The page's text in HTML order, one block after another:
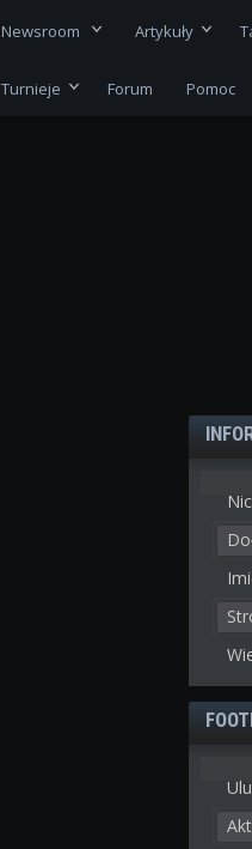
Newsroom Artykuły
Turnieje Forum Pomoc